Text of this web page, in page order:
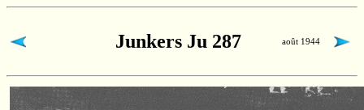
Junkers Ju 287 août 1944